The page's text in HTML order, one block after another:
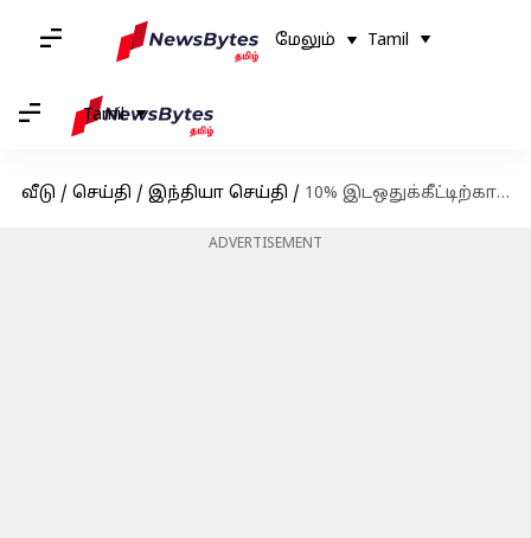
மேலும் Tamil
Tamil
வீடு / செய்தி / இந்தியா செய்தி / 10% இடஒதுக்கீட்டிற்கான மராத்தா இடஒதுக்கீடு மசோதாவுக்கு மகாராஷ்டிரா சட்டசபை ஒப்புதல்
ADVERTISEMENT